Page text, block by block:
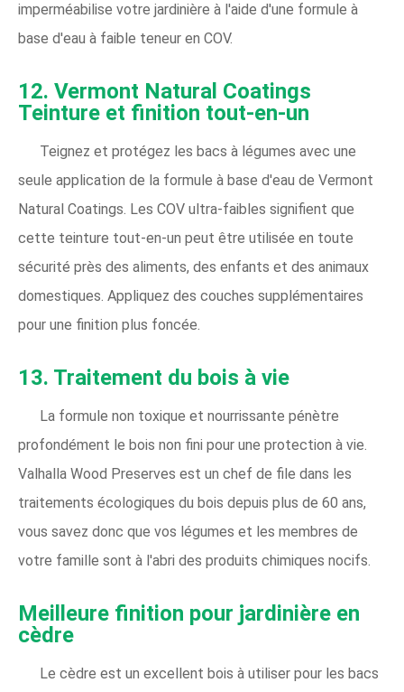
imperméabilise votre jardinière à l'aide d'une formule à
base d'eau à faible teneur en COV.
12. Vermont Natural Coatings
Teinture et finition tout-en-un
Teignez et protégez les bacs à légumes avec une
seule application de la formule à base d'eau de Vermont
Natural Coatings. Les COV ultra-faibles signifient que
cette teinture tout-en-un peut être utilisée en toute
sécurité près des aliments, des enfants et des animaux
domestiques. Appliquez des couches supplémentaires
pour une finition plus foncée.
13. Traitement du bois à vie
La formule non toxique et nourrissante pénètre
profondément le bois non fini pour une protection à vie.
Valhalla Wood Preserves est un chef de file dans les
traitements écologiques du bois depuis plus de 60 ans,
vous savez donc que vos légumes et les membres de
votre famille sont à l'abri des produits chimiques nocifs.
Meilleure finition pour jardinière en
cèdre
Le cèdre est un excellent bois à utiliser pour les bacs